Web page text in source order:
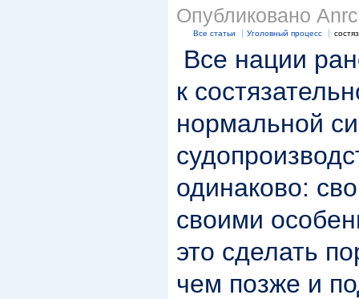
Опубликовано
Все статьи Уголовный процесс
Все нации
к
нормальной
одинаково:
своими
это сделать
чем позже и